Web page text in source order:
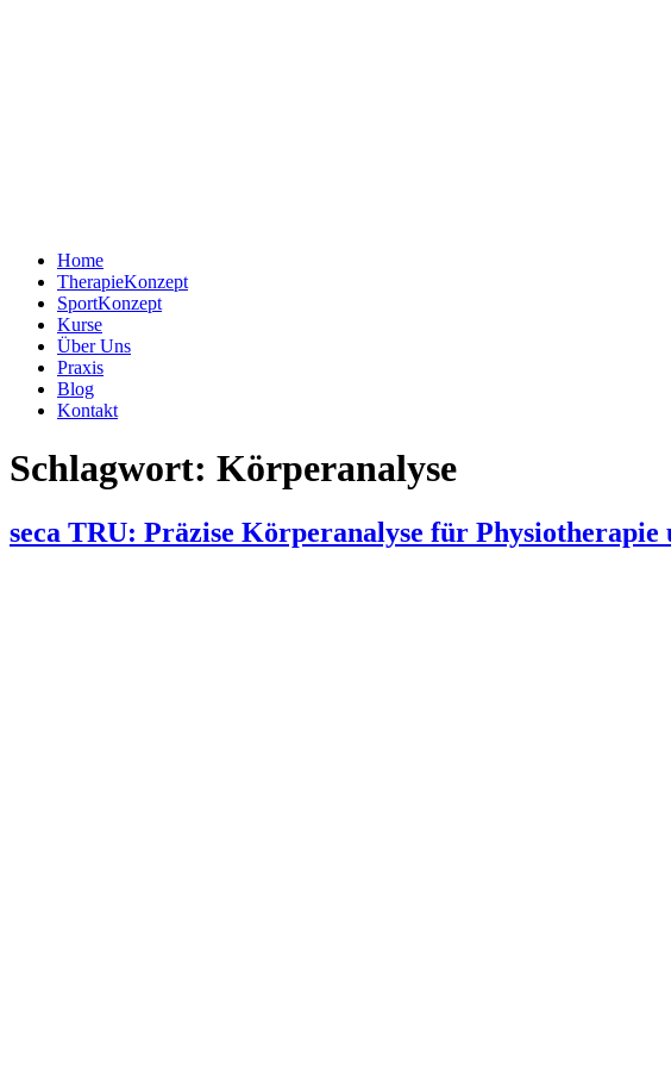
Home
TherapieKonzept
SportKonzept
Kurse
Über Uns
Praxis
Blog
Kontakt
Schlagwort: Körperanalyse
seca TRU: Präzise Körperanalyse für